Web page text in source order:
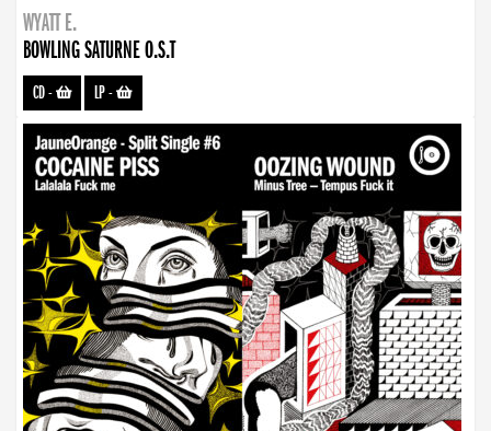
WYATT E.
BOWLING SATURNE O.S.T
CD- LP-